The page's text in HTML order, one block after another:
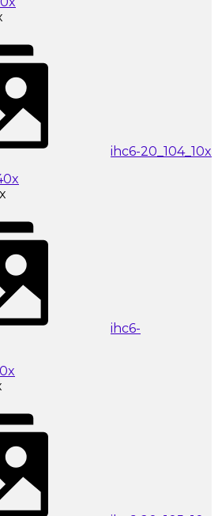
ihc6-20_104_10x
ihc6-